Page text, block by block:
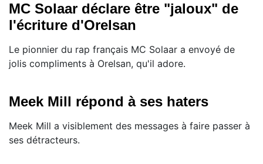
MC Solaar déclare être "jaloux" de
l'écriture d'Orelsan
Le pionnier du rap français MC Solaar a envoyé de
jolis compliments à Orelsan, qu'il adore.
Meek Mill répond à ses haters
Meek Mill a visiblement des messages à faire passer à
ses détracteurs.